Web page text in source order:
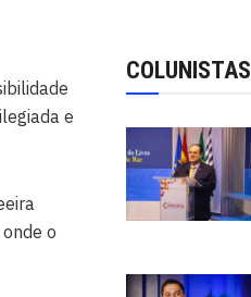
e
o
COLUNISTAS